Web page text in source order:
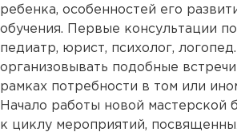
ребенка, особенностей его
обучения. Первые консультации
педиатр, юрист, психолог,
организовывать подобные
рамках потребности в том или
Начало работы новой мастерской
к циклу мероприятий,